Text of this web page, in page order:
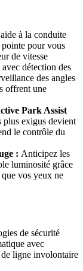
à la conduite
pointe pour vous
de vitesse
détection des
des angles
offrent une
Park Assist
plus exigus devient
le contrôle du
: Anticipez les
luminosité grâce
vos yeux ne
de sécurité
avec
de ligne involontaire